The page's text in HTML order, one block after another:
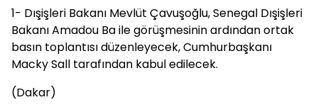
1- Dışişleri Bakanı Mevlüt Çavuşoğlu, Senegal Dışişleri
Bakanı Amadou Ba ile görüşmesinin ardından ortak
basın toplantısı düzenleyecek, Cumhurbaşkanı
Macky Sall tarafından kabul edilecek.
(Dakar)